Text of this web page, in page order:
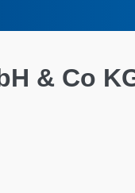
& Co